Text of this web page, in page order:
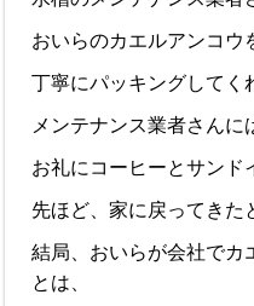
おいらのカエルアンコウ
丁寧にパッキングしてく
メンテナンス業者さんに
お礼にコーヒーとサンド
先ほど、家に戻ってきた
結局、おいらが会社でカ
とは、